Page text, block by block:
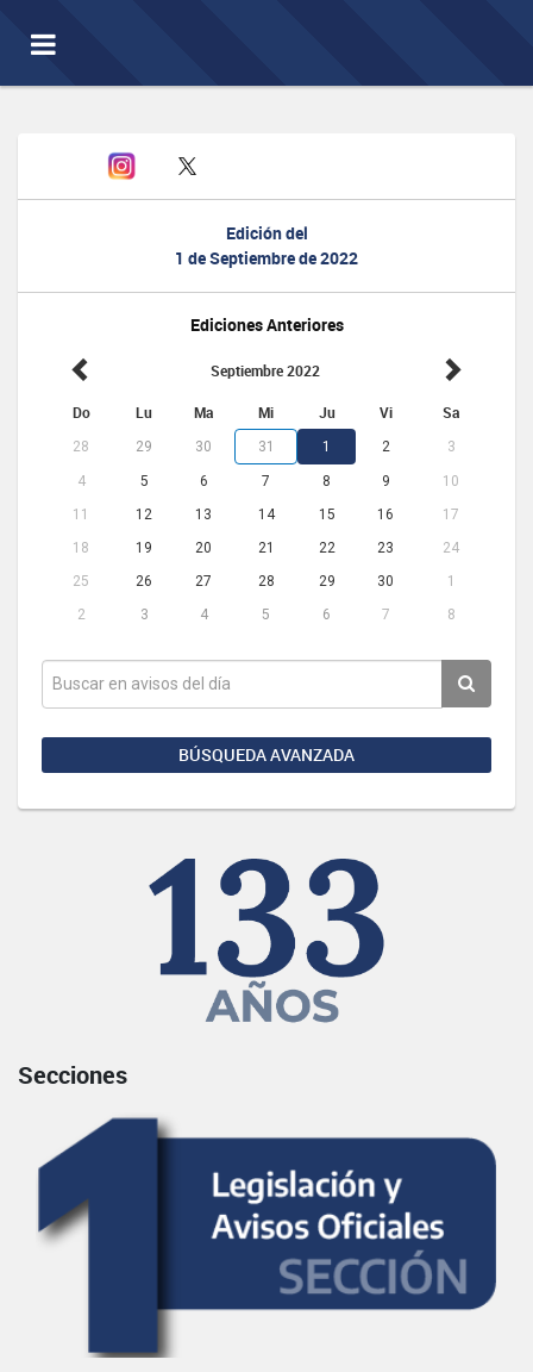
Toggle
navigation
Edición del
1 de Septiembre de 2022
Ediciones Anteriores
Septiembre 2022
Do Lu Ma Mi Ju Vi Sa
28 29 30 31 1 2 3
4 5 6 7 8 9
10
11
12 13 14 15 16
17
18
19 20 21 22 23
24
25
26 27 28 29 30
1
2
3 4 5 6 7 8
BÚSQUEDA AVANZADA
Secciones